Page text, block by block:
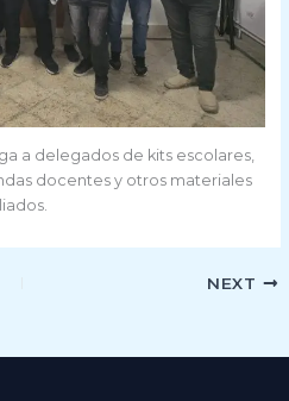
a delegados de kits escolares,
docentes y otros materiales
NEXT